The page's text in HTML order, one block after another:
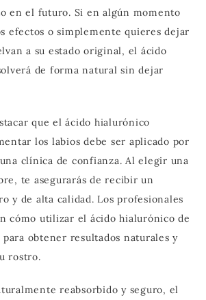
en el futuro. Si en algún momento
efectos o simplemente quieres dejar
a su estado original, el ácido
de forma natural sin dejar
que el ácido hialurónico
los labios debe ser aplicado por
clínica de confianza. Al elegir una
te asegurarás de recibir un
y de alta calidad. Los profesionales
cómo utilizar el ácido hialurónico de
para obtener resultados naturales y
rostro.
reabsorbido y seguro, el